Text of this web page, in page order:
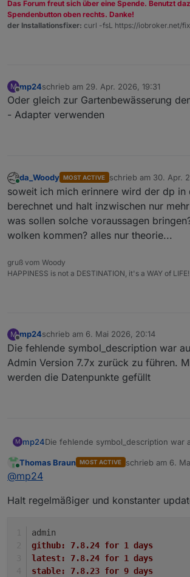
Das Forum freut sich über eine Spende. Benutzt
Spendenbutton oben rechts. Danke!
der Installationsfixer: curl -fsL https://iobroker.net/
M
Offline
mp24schrieb am 29. Apr. 2026, 19:31
zuletzt editiert von
Oder gleich zur Gartenbewässerung
- Adapter verwenden
Online
da_Woody MOST ACTIVE schrieb am 30. Apr.
zuletzt editiert von
soweit ich mich erinnere wird der dp in
berechnet und halt inzwischen nur
was sollen solche voraussagen
wolken kommen? alles nur theorie...
gruß vom Woody
HAPPINESS is not a DESTINATION, it's a WAY of LIFE!
M
Offline
mp24schrieb am 6. Mai 2026, 20:14
zuletzt editiert von
Die fehlende symbol_description war
Admin Version 7.7x zurück zu führen.
werden die Datenpunkte gefüllt
M mp24Die fehlende symbol_description war
werden die Datenpunkte gefüllt
Online
Thomas Braun MOST ACTIVE schrieb am 6.
zuletzt editiert
@mp24
Halt regelmäßiger und konstanter
admin
github:	7.8.24 for 1 days
latest:	7.8.24 for 1 days
stable:	7.8.23 for 9 days